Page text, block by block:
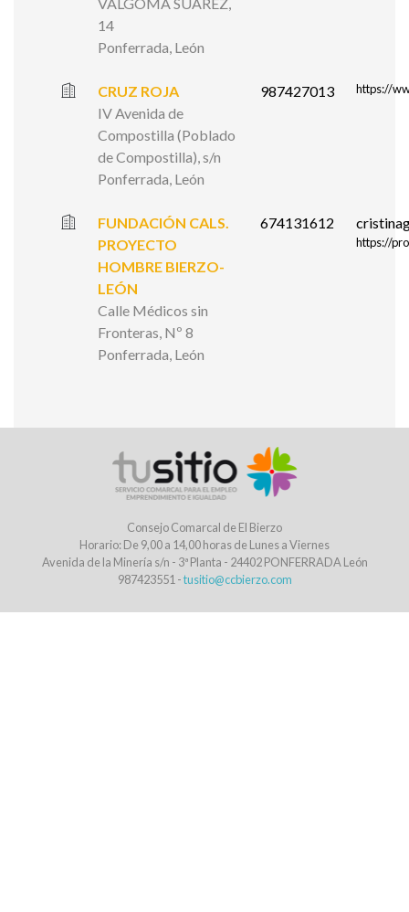
14
Ponferrada, León
CRUZ ROJA
IV Avenida de
Compostilla (Poblado
de Compostilla), s/n
Ponferrada, León
987427013 https://
FUNDACIÓN CALS.
PROYECTO
HOMBRE BIERZO-
LEÓN
Calle Médicos sin
Fronteras, Nº 8
Ponferrada, León
674131612
https://
Consejo Comarcal de El Bierzo
Horario: De 9,00 a 14,00 horas de Lunes a Viernes
Avenida de la Minería s/n - 3ª Planta - 24402 PONFERRADA León
987423551 -tusitio@ccbierzo.com